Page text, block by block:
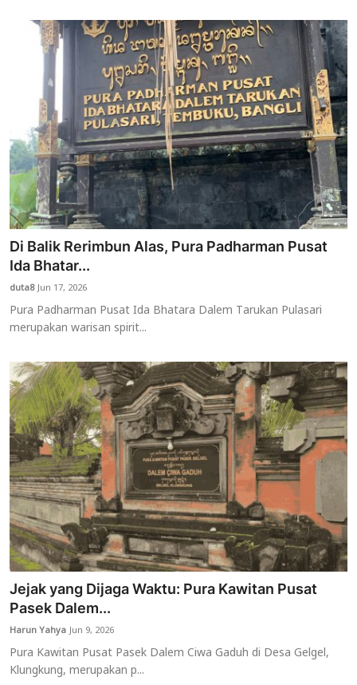
Di Balik Rerimbun Alas, Pura Padharman Pusat
Ida Bhatar...
duta8Jun 17, 2026
Pura Padharman Pusat Ida Bhatara Dalem Tarukan Pulasari
merupakan warisan spirit...
Jejak yang Dijaga Waktu: Pura Kawitan Pusat
Pasek Dalem...
Harun YahyaJun 9, 2026
Pura Kawitan Pusat Pasek Dalem Ciwa Gaduh di Desa Gelgel,
Klungkung, merupakan p...